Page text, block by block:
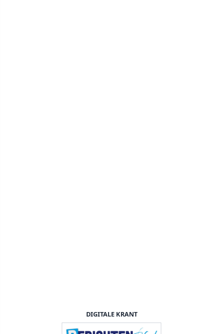
DIGITALE KRANT